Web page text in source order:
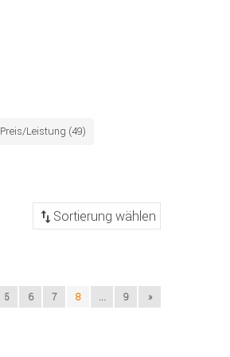
Preis/Leistung (49)
5 6 7 8 ... 9 »